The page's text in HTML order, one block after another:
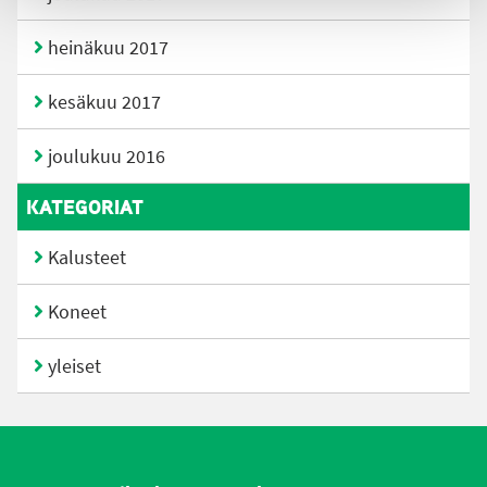
heinäkuu 2017
kesäkuu 2017
joulukuu 2016
KATEGORIAT
Kalusteet
Koneet
yleiset